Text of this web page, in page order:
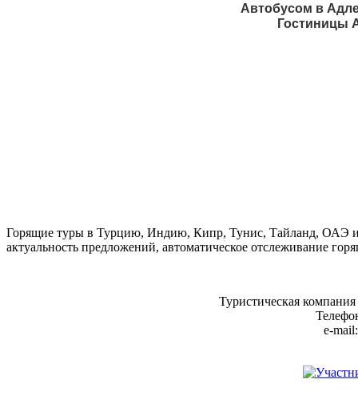
Автобусом в
Гостиницы
Горящие туры в Турцию, Индию, Кипр, Тунис, Тайланд, ОАЭ и
актуальность предложений, автоматическое отслеживание
Туристическая
e-